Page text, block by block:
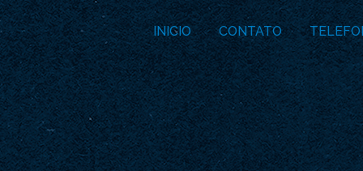
INICIO CONTATO